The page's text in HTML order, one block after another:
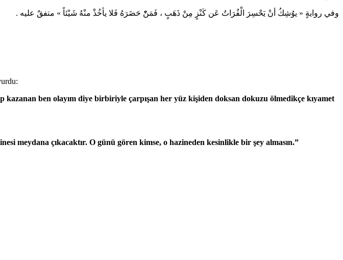
وفي روايةٍ « يوُشِكُ أنْ يَحْسِرَ الْفُرَاتُ عَن كَنْزٍ مِنْ ذَهَبٍ ، فَمَنّْ حَضَرَهُ فَلا يأخُذْ منْهُ شَيْئاً » متفقٌ عليه .
ben olayım diye birbiriyle çarpışan her yüz kişiden doksan dokuzu ölmedikçe kıyamet
meydana çıkacaktır. O günü gören kimse, o hazineden kesinlikle bir şey almasın.”